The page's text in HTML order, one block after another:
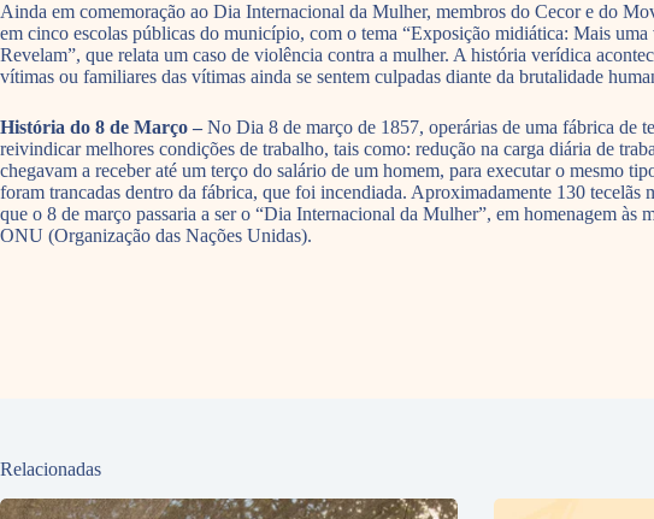
Ainda em comemoração ao Dia Internacional da Mulher, membros do Cecor e do
em cinco escolas públicas do município, com o tema “Exposição midiática: Mais
Revelam”, que relata um caso de violência contra a mulher. A história verídica
vítimas ou familiares das vítimas ainda se sentem culpadas diante da brutalidade
História do 8 de Março – No Dia 8 de março de 1857, operárias de uma fábrica de
reivindicar melhores condições de trabalho, tais como: redução na carga diária de
chegavam a receber até um terço do salário de um homem, para executar o mesmo
foram trancadas dentro da fábrica, que foi incendiada. Aproximadamente 130
que o 8 de março passaria a ser o “Dia Internacional da Mulher”, em homenagem
ONU (Organização das Nações Unidas).
Relacionadas